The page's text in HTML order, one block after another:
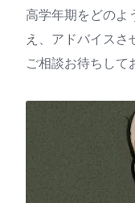
高学年期をどのよ
え、アドバイスさ
ご相談お待ちして